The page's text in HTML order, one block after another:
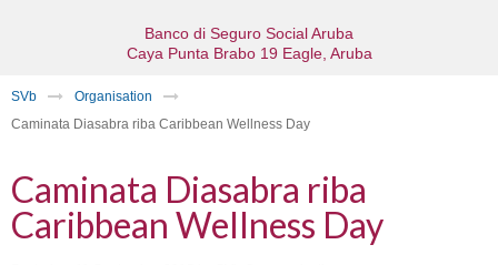
Banco di Seguro Social Aruba
Caya Punta Brabo 19 Eagle, Aruba
SVb
Organisation
Caminata Diasabra riba Caribbean Wellness Day
Caminata Diasabra riba
Caribbean Wellness Day